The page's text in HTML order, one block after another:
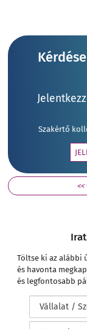
Szakértő
Töltse ki az alábbi
és havonta
és legfontosabb